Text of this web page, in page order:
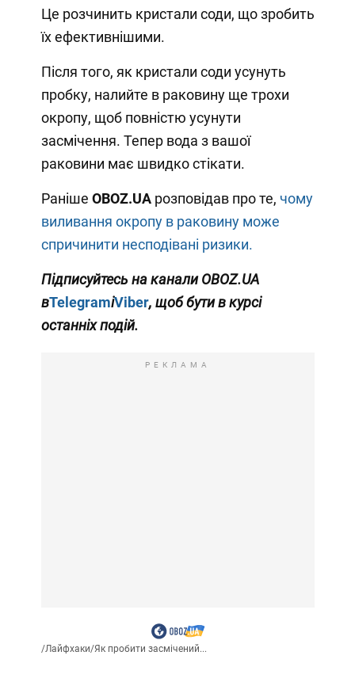
Це розчинить кристали соди, що зробить
їх ефективнішими.
Після того, як кристали соди усунуть
пробку, налийте в раковину ще трохи
окропу, щоб повністю усунути
засмічення. Тепер вода з вашої
раковини має швидко стікати.
Раніше OBOZ.UA розповідав про те, чому
виливання окропу в раковину може
спричинити несподівані ризики.
Підписуйтесь на каналиOBOZ.UA
вTelegramіViber, щоб бути в курсі
останніх подій.
РЕКЛАМА
/Лайфхаки/Як пробити засмічений...